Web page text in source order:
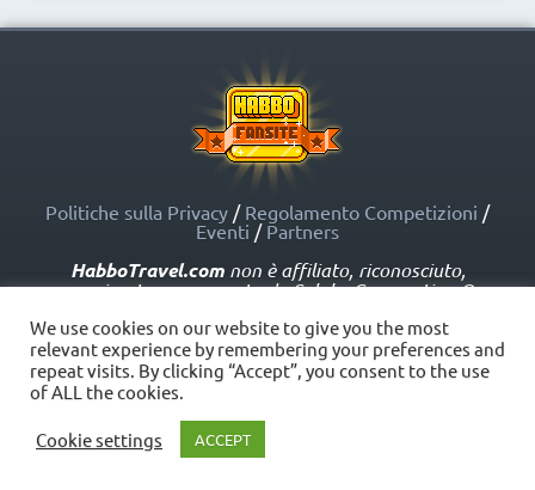
Politiche sulla Privacy / Regolamento Competizioni /
Eventi / Partners
HabboTravel.comnon è affiliato, riconosciuto,
sponsorizzato o approvato da Sulake Corporation Oy o
marchi registrati e altre proprietà intellettuali di Habbo
come indicato nelle Politiche sui Fansite.
Copyright © HabboTravel (2012 - 2026) - V. 5.0
We use cookies on our website to give you the most
relevant experience by remembering your preferences and
repeat visits. By clicking “Accept”, you consent to the use
of ALL the cookies.
Cookie settings ACCEPT